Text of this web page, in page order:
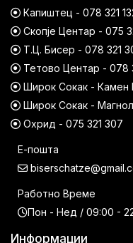
Капиштец - 078 321
Скопје Центар - 075
Т.Ц. Бисер - 078 321
Тетово Центар - 078
Широк Сокак - Камен
Широк Сокак -
Охрид - 075 321 307
Е-пошта
Работно Време
Пон - Нед / 09:00 -
Информации